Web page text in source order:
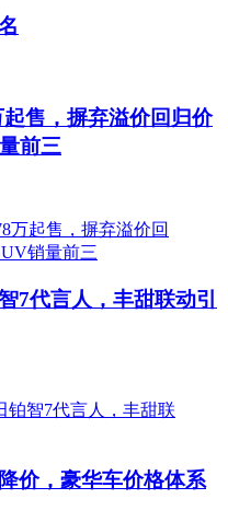
售，摒弃溢价回归价
前三
7代言人，丰甜联动引
价，豪华车价格体系